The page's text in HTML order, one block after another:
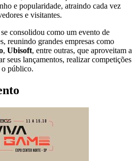
e popularidade, atraindo cada vez
e visitantes.
se consolidou como um evento de
reunindo grandes empresas como
, Ubisoft, entre outras, que aproveitam a
seus lançamentos, realizar competições
o público.